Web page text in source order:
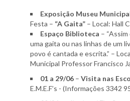
Exposição Museu
Festa – “A Gaita” – Local: Hall
Espaço Biblioteca –
uma gaita ou nas linhas de um
povo é cantada e escrita.” –
Municipal Professor Francisco
01 a 29/06 – Visita nas
E.M.E.F’s - (Informações 3342